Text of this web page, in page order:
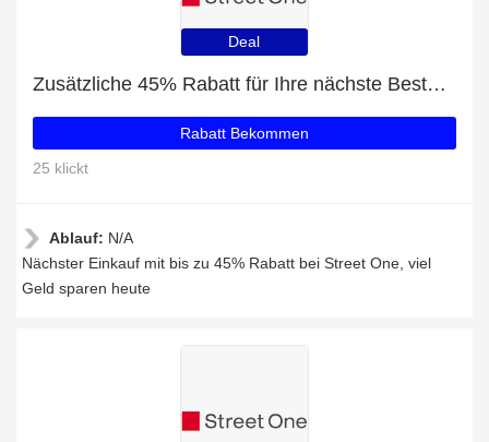
Deal
Zusätzliche 45% Rabatt für Ihre nächste Bestellung
Rabatt Bekommen
25 klickt
Ablauf: N/A
Nächster Einkauf mit bis zu 45% Rabatt bei Street One, viel
Geld sparen heute